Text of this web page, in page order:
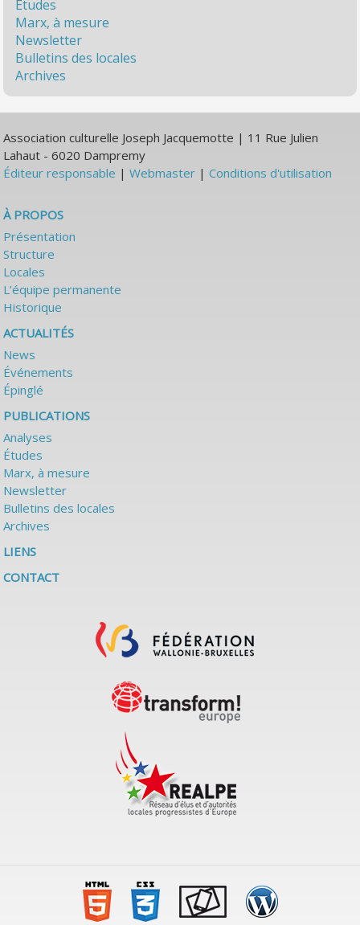
Études
Marx, à mesure
Newsletter
Bulletins des locales
Archives
Association culturelle Joseph Jacquemotte | 11 Rue Julien
Lahaut - 6020 Dampremy
Éditeur responsable |Webmaster |Conditions d'utilisation
À PROPOS
Présentation
Structure
Locales
L’équipe permanente
Historique
ACTUALITÉS
News
Événements
Épinglé
PUBLICATIONS
Analyses
Études
Marx, à mesure
Newsletter
Bulletins des locales
Archives
LIENS
CONTACT